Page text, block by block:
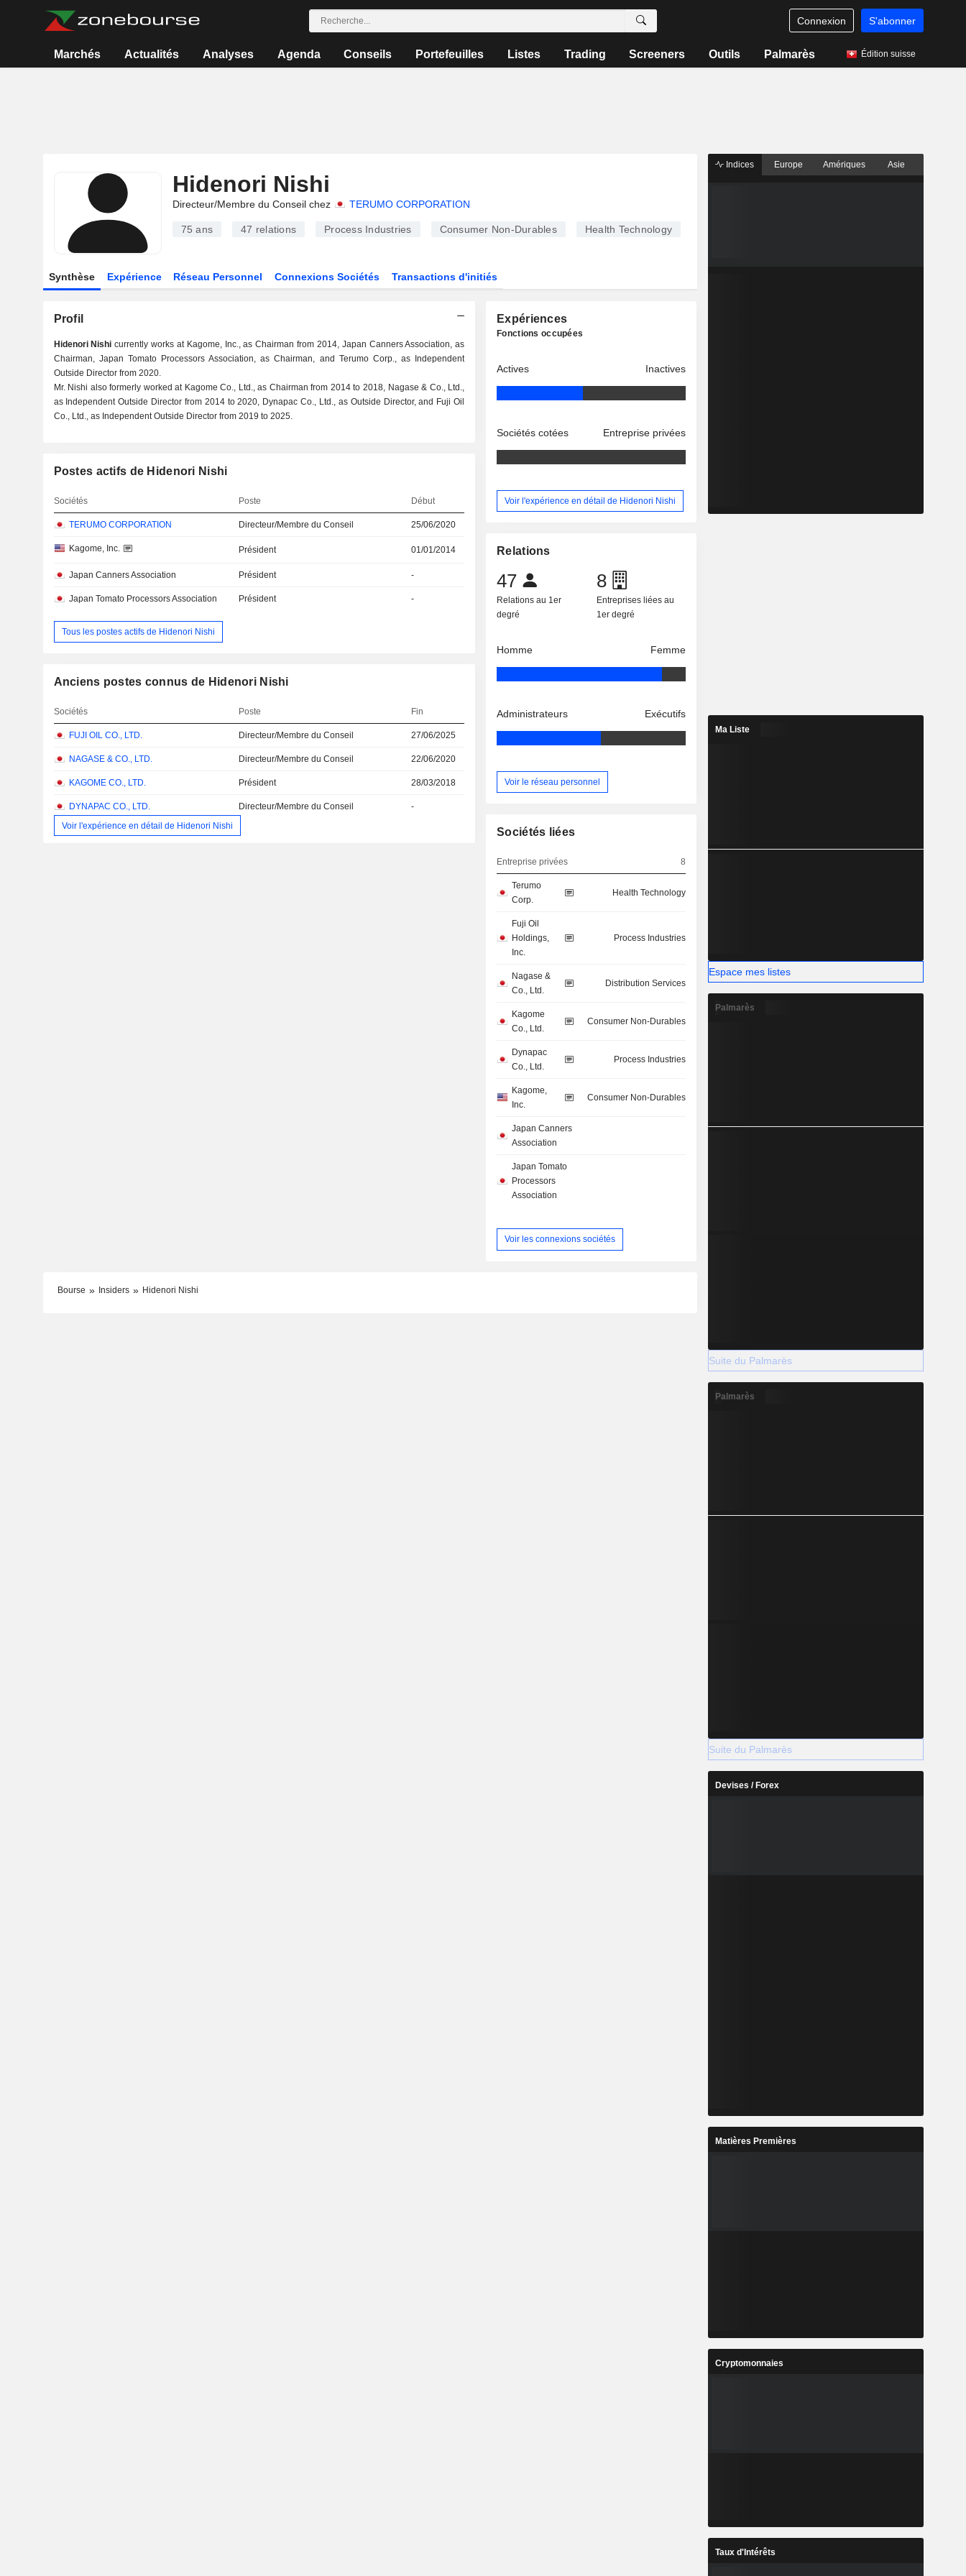
Connexion S'abonner
Marchés Actualités Analyses Agenda Conseils Portefeuilles Listes Trading Screeners Outils Palmarès Édition suisse
Hidenori Nishi
Directeur/Membre du Conseil chez TERUMO CORPORATION
75 ans 47 relations Process Industries Consumer Non-Durables Health Technology
Synthèse Expérience Réseau Personnel Connexions Sociétés Transactions d'initiés
Profil
Hidenori Nishi currently works at Kagome, Inc., as Chairman from 2014, Japan Canners Association, as
Chairman, Japan Tomato Processors Association, as Chairman, and Terumo Corp., as Independent
Outside Director from 2020.
Mr. Nishi also formerly worked at Kagome Co., Ltd., as Chairman from 2014 to 2018, Nagase & Co., Ltd.,
as Independent Outside Director from 2014 to 2020, Dynapac Co., Ltd., as Outside Director, and Fuji Oil
Co., Ltd., as Independent Outside Director from 2019 to 2025.
Postes actifs de Hidenori Nishi
Sociétés Poste Début
TERUMO CORPORATION Directeur/Membre du Conseil 25/06/2020
Kagome, Inc. Président 01/01/2014
Japan Canners Association Président -
Japan Tomato Processors Association Président -
Tous les postes actifs de Hidenori Nishi
Anciens postes connus de Hidenori Nishi
Sociétés Poste Fin
FUJI OIL CO., LTD. Directeur/Membre du Conseil 27/06/2025
NAGASE & CO., LTD. Directeur/Membre du Conseil 22/06/2020
KAGOME CO., LTD. Président 28/03/2018
DYNAPAC CO., LTD. Directeur/Membre du Conseil
-
Voir l'expérience en détail de Hidenori Nishi
Expériences
Fonctions occupées
Actives Inactives
Sociétés cotées Entreprise privées
Voir l'expérience en détail de Hidenori Nishi
Relations
47
Relations au 1er
degré
8
Entreprises liées au
1er degré
Homme Femme
Administrateurs Exécutifs
Voir le réseau personnel
Sociétés liées
Entreprise privées 8
Terumo
Corp.
Health Technology
Fuji Oil
Holdings,
Inc.
Process Industries
Nagase &
Co., Ltd.
Distribution Services
Kagome
Co., Ltd.
Consumer Non-Durables
Dynapac
Co., Ltd.
Process Industries
Kagome,
Inc.
Consumer Non-Durables
Japan Canners
Association
Japan Tomato
Processors
Association
Voir les connexions sociétés
Bourse Insiders Hidenori Nishi
Indices Europe Amériques Asie
Ma Liste
Espace mes listes
Palmarès
Suite du Palmarès
Palmarès
Suite du Palmarès
Devises / Forex
Matières Premières
Cryptomonnaies
Taux d'Intérêts